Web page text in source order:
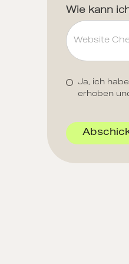
Wie kann
Ja, ich
erhoben